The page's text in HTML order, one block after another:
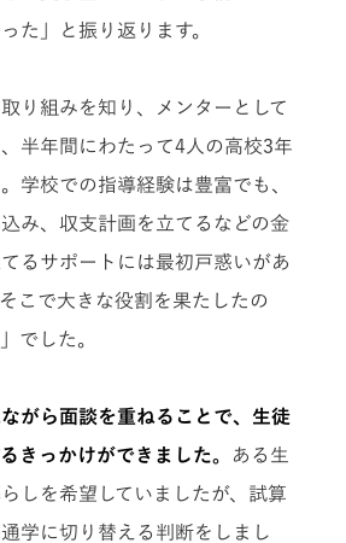
た」と振り返ります。
り組みを知り、メンターとして
半年間にわたって4人の高校3年
学校での指導経験は豊富でも、
み、収支計画を立てるなどの金
るサポートには最初戸惑いがあ
こで大きな役割を果たしたの
でした。
がら面談を重ねることで、生徒
きっかけができました。
ある生
しを希望していましたが、試算
学に切り替える判断をしまし